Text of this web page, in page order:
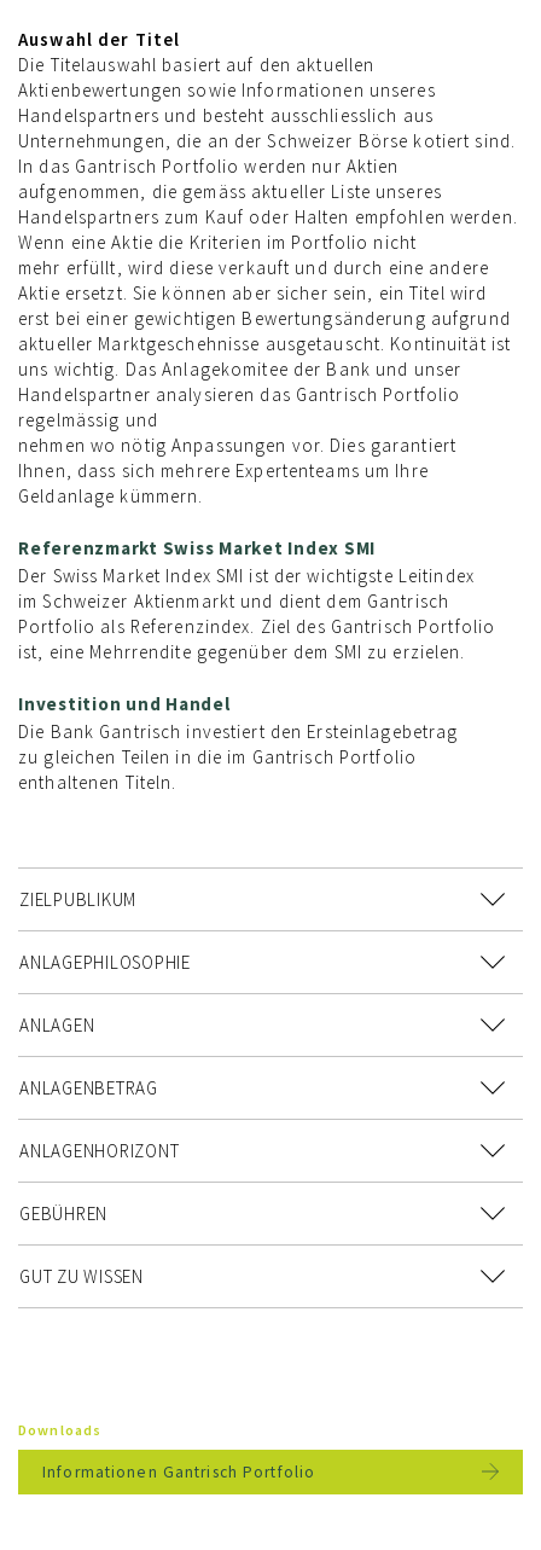
Auswahl der Titel
Die Titelauswahl basiert auf den aktuellen
Aktienbewertungen sowie Informationen unseres
Handelspartners und besteht ausschliesslich aus
Unternehmungen, die an der Schweizer Börse kotiert sind.
In das Gantrisch Portfolio werden nur Aktien
aufgenommen, die gemäss aktueller Liste unseres
Handelspartners zum Kauf oder Halten empfohlen werden.
Wenn eine Aktie die Kriterien im Portfolio nicht
mehr erfüllt, wird diese verkauft und durch eine andere
Aktie ersetzt. Sie können aber sicher sein, ein Titel wird
erst bei einer gewichtigen Bewertungsänderung aufgrund
aktueller Marktgeschehnisse ausgetauscht. Kontinuität ist
uns wichtig. Das Anlagekomitee der Bank und unser
Handelspartner analysieren das Gantrisch Portfolio
regelmässig und
nehmen wo nötig Anpassungen vor. Dies garantiert
Ihnen, dass sich mehrere Expertenteams um Ihre
Geldanlage kümmern.
Referenzmarkt Swiss Market Index SMI
Der Swiss Market Index SMI ist der wichtigste Leitindex
im Schweizer Aktienmarkt und dient dem Gantrisch
Portfolio als Referenzindex. Ziel des Gantrisch Portfolio
ist, eine Mehrrendite gegenüber dem SMI zu erzielen.
Investition und Handel
Die Bank Gantrisch investiert den Ersteinlagebetrag
zu gleichen Teilen in die im Gantrisch Portfolio
enthaltenen Titeln.
ZIELPUBLIKUM
ANLAGEPHILOSOPHIE
ANLAGEN
ANLAGENBETRAG
ANLAGENHORIZONT
GEBÜHREN
GUT ZU WISSEN
Downloads
Informationen Gantrisch Portfolio